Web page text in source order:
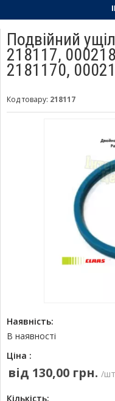
Подвійний
218117,
2181170,
Код товару: 218117
Наявність:
В наявності
Ціна :
від 130,00 грн. /шт
Кількість: